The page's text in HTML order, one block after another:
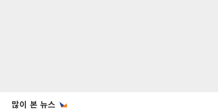
많이 본 뉴스